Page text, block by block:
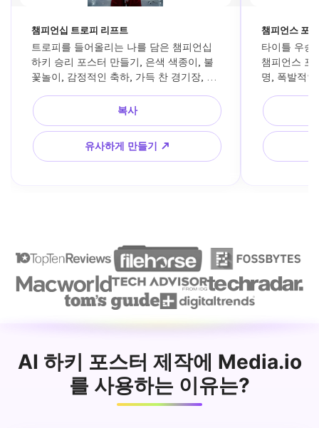
챔피언십 트로피 리프트
트로피를 들어올리는 나를 담은 챔피언십
하키 승리 포스터 만들기, 은색 색종이, 불
꽃놀이, 감정적인 축하, 가득 찬 경기장, 프
음 반사.
복사
유사하게 만들기 ↗
챔피언스 포
타이틀 우승
챔피언스 포
명, 폭발적
AI 하키 포스터 제작에 Media.io
를 사용하는 이유는?